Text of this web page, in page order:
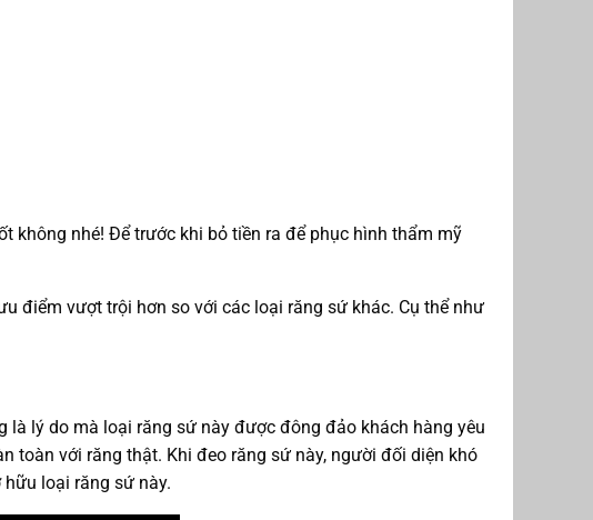
không nhé! Để trước khi bỏ tiền ra để phục hình thẩm mỹ
điểm vượt trội hơn so với các loại răng sứ khác. Cụ thể như
lý do mà loại răng sứ này được đông đảo khách hàng yêu
toàn với răng thật. Khi đeo răng sứ này, người đối diện khó
loại răng sứ này.